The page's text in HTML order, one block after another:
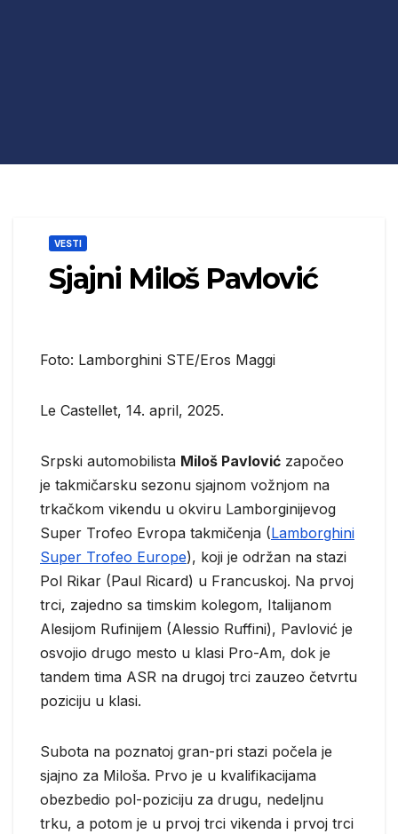
VESTI
Sjajni Miloš Pavlović
Foto: Lamborghini STE/Eros Maggi
Le Castellet, 14. april, 2025.
Srpski automobilista Miloš Pavlović započeo
je takmičarsku sezonu sjajnom vožnjom na
trkačkom vikendu u okviru Lamborginijevog
Super Trofeo Evropa takmičenja (Lamborghini
Super Trofeo Europe), koji je održan na stazi
Pol Rikar (Paul Ricard) u Francuskoj. Na prvoj
trci, zajedno sa timskim kolegom, Italijanom
Alesijom Rufinijem (Alessio Ruffini), Pavlović je
osvojio drugo mesto u klasi Pro-Am, dok je
tandem tima ASR na drugoj trci zauzeo četvrtu
poziciju u klasi.
Subota na poznatoj gran-pri stazi počela je
sjajno za Miloša. Prvo je u kvalifikacijama
obezbedio pol-poziciju za drugu, nedeljnu
trku, a potom je u prvoj trci vikenda i prvoj trci